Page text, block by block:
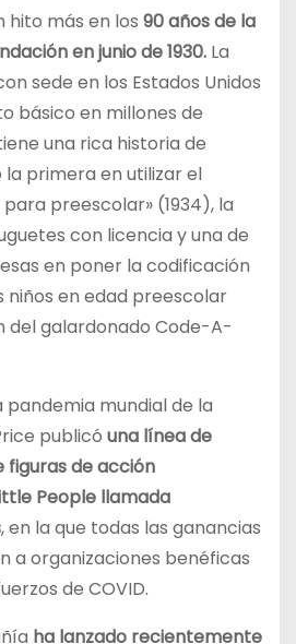
hito más en los 90 años de la
en junio de 1930. La
sede en los Estados Unidos
básico en millones de
una rica historia de
la primera en utilizar el
preescolar» (1934), la
con licencia y una de
en poner la codificación
niños en edad preescolar
del galardonado Code-A-
pandemia mundial de la
publicó una línea de
figuras de acción
People llamada
, en la que todas las ganancias
a organizaciones benéficas
de COVID.
ha lanzado recientemente